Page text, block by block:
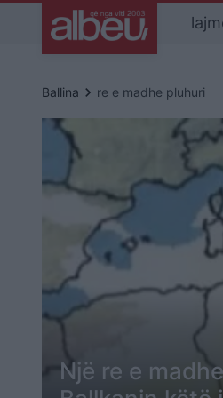
Ballina keyboard_arrow_right re e madhe pluhuri
Një re e